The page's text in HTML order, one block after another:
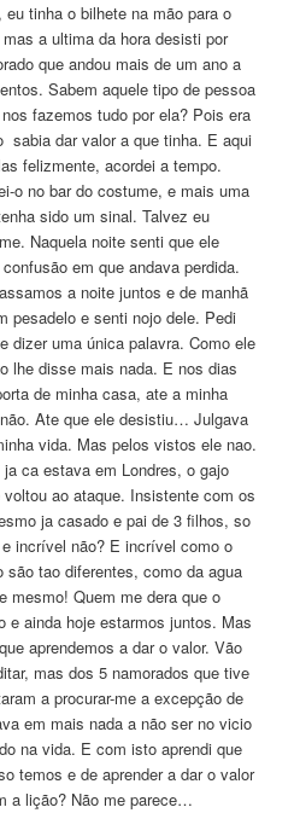
tinha o bilhete na mão para o
a ultima da hora desisti por
que andou mais de um ano a
Sabem aquele tipo de pessoa
fazemos tudo por ela? Pois era
sabia dar valor a que tinha. E aqui
felizmente, acordei a tempo.
o no bar do costume, e mais uma
sido um sinal. Talvez eu
Naquela noite senti que ele
em que andava perdida.
a noite juntos e de manhã
pesadelo e senti nojo dele. Pedi
dizer uma única palavra. Como ele
lhe disse mais nada. E nos dias
de minha casa, ate a minha
Ate que ele desistiu… Julgava
vida. Mas pelos vistos ele nao.
ca estava em Londres, o gajo
ao ataque. Insistente com os
ja casado e pai de 3 filhos, so
incrível não? E incrível como o
são tao diferentes, como da agua
mesmo! Quem me dera que o
e ainda hoje estarmos juntos. Mas
aprendemos a dar o valor. Vão
mas dos 5 namorados que tive
a procurar-me a excepção de
em mais nada a não ser no vicio
na vida. E com isto aprendi que
temos e de aprender a dar o valor
a lição? Não me parece…